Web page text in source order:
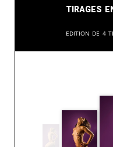
Tirages
Edition de 4